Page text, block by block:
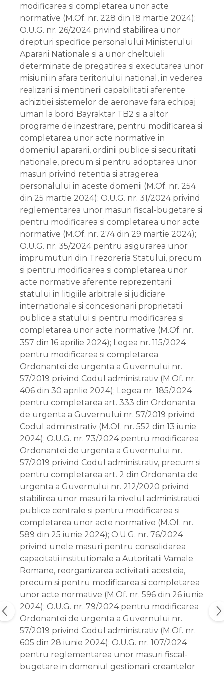
modificarea si completarea unor acte
normative (M.Of. nr. 228 din 18 martie 2024);
O.U.G. nr. 26/2024 privind stabilirea unor
drepturi specifice personalului Ministerului
Apararii Nationale si a unor cheltuieli
determinate de pregatirea si executarea unor
misiuni in afara teritoriului national, in vederea
realizarii si mentinerii capabilitatii aferente
achizitiei sistemelor de aeronave fara echipaj
uman la bord Bayraktar TB2 si a altor
programe de inzestrare, pentru modificarea si
completarea unor acte normative in
domeniul apararii, ordinii publice si securitatii
nationale, precum si pentru adoptarea unor
masuri privind retentia si atragerea
personalului in aceste domenii (M.Of. nr. 254
din 25 martie 2024); O.U.G. nr. 31/2024 privind
reglementarea unor masuri fiscal-bugetare si
pentru modificarea si completarea unor acte
normative (M.Of. nr. 274 din 29 martie 2024);
O.U.G. nr. 35/2024 pentru asigurarea unor
imprumuturi din Trezoreria Statului, precum
si pentru modificarea si completarea unor
acte normative aferente reprezentarii
statului in litigiile arbitrale si judiciare
internationale si concesionarii proprietatii
publice a statului si pentru modificarea si
completarea unor acte normative (M.Of. nr.
357 din 16 aprilie 2024); Legea nr. 115/2024
pentru modificarea si completarea
Ordonantei de urgenta a Guvernului nr.
57/2019 privind Codul administrativ (M.Of. nr.
406 din 30 aprilie 2024); Legea nr. 185/2024
pentru completarea art. 333 din Ordonanta
de urgenta a Guvernului nr. 57/2019 privind
Codul administrativ (M.Of. nr. 552 din 13 iunie
2024); O.U.G. nr. 73/2024 pentru modificarea
Ordonantei de urgenta a Guvernului nr.
57/2019 privind Codul administrativ, precum si
pentru completarea art. 2 din Ordonanta de
urgenta a Guvernului nr. 212/2020 privind
stabilirea unor masuri la nivelul administratiei
publice centrale si pentru modificarea si
completarea unor acte normative (M.Of. nr.
589 din 25 iunie 2024); O.U.G. nr. 76/2024
privind unele masuri pentru consolidarea
capacitatii institutionale a Autoritatii Vamale
Romane, reorganizarea activitatii acesteia,
precum si pentru modificarea si completarea
unor acte normative (M.Of. nr. 596 din 26 iunie
2024); O.U.G. nr. 79/2024 pentru modificarea
Ordonantei de urgenta a Guvernului nr.
57/2019 privind Codul administrativ (M.Of. nr.
605 din 28 iunie 2024); O.U.G. nr. 107/2024
pentru reglementarea unor masuri fiscal-
bugetare in domeniul gestionarii creantelor